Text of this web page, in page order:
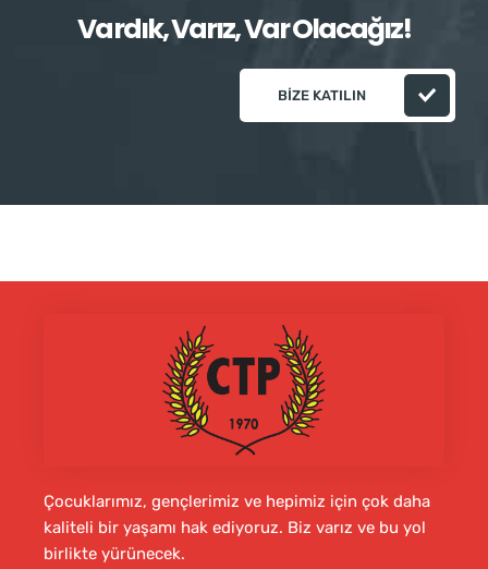
Vardık, Varız, Var Olacağız!
BIZE KATILIN
Çocuklarımız, gençlerimiz ve hepimiz için çok daha
kaliteli bir yaşamı hak ediyoruz. Biz varız ve bu yol
birlikte yürünecek.